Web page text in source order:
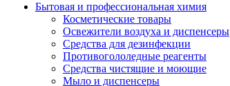
Бытовая и профессиональная химия
Косметические товары
Освежители воздуха и диспенсеры
Средства для дезинфекции
Противогололедные реагенты
Средства чистящие и моющие
Мыло и диспенсеры